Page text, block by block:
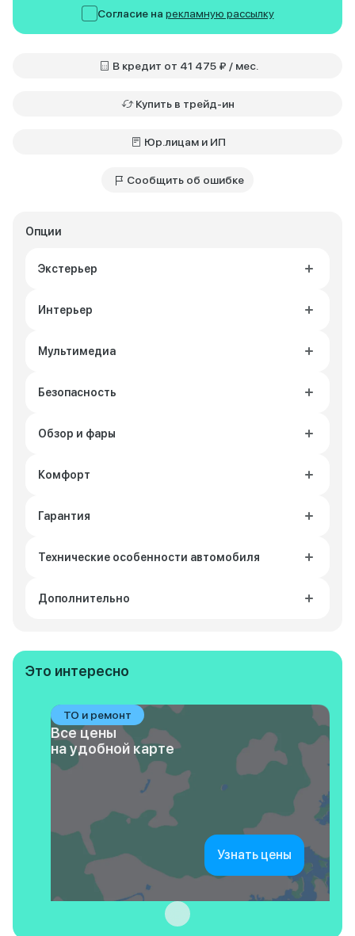
Опции
Экстерьер
Интерьер
Мультимедиа
Безопасность
Обзор и фары
Комфорт
Гарантия
Технические особенности автомобиля
Дополнительно
Согласие на рекламную рассылку
В кредит от 41 475 ₽ / мес.
Купить в трейд-ин
Юр.лицам и ИП
Сообщить об ошибке
Это интересно
ТО и ремонт
Все цены
на удобной карте
Узнать цены